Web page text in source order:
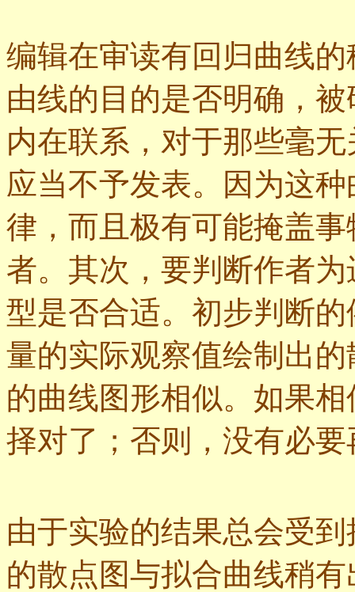
编辑在审读有回归曲线
由线的目的是否明确，
内在联系，对于那些毫
应当不予发表。因为这
律，而且极有可能掩盖
者。其次，要判断作者
型是否合适。初步判断
量的实际观察值绘制出
的曲线图形相似。如果
择对了；否则，没有必
由于实验的结果总会受
的散点图与拟合曲线稍